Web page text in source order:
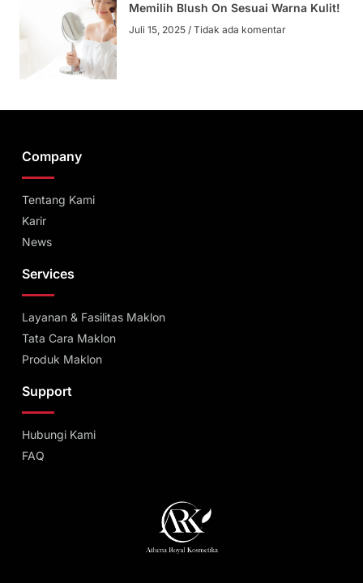
Memilih Blush On Sesuai Warna Kulit!
Juli 15, 2025 Tidak ada komentar
Company
Tentang Kami
Karir
News
Services
Layanan & Fasilitas Maklon
Tata Cara Maklon
Produk Maklon
Support
Hubungi Kami
FAQ